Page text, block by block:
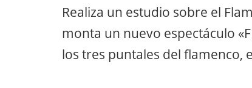
Realiza un estudio sobre el
monta un nuevo espectáculo
los tres puntales del flamenco,